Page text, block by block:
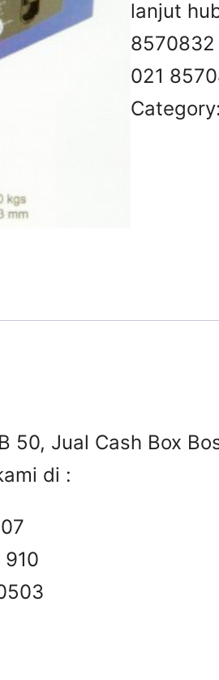
lanjut
021
Category:
50, Jual Cash Box
di :